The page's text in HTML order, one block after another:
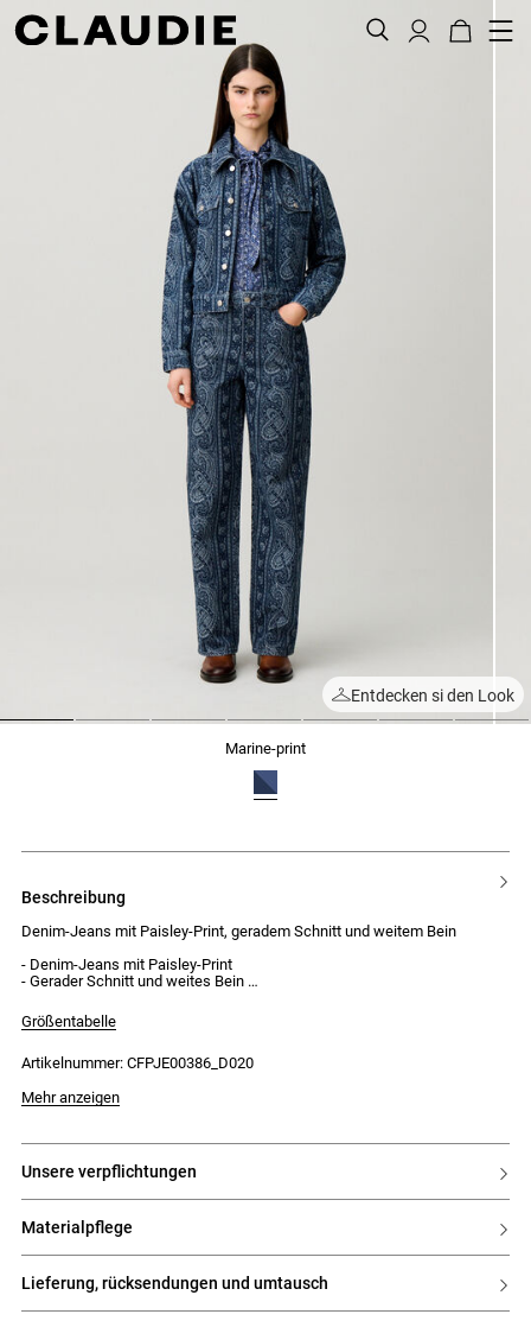
Entdecken si den Look
marine-print
beschreibung
Denim-Jeans mit Paisley-Print, geradem Schnitt und weitem Bein
- Denim-Jeans mit Paisley-Print
- Gerader Schnitt und weites Bein
- 5 Gürtelschlaufen
- Silberfarbener Knopf und Nieten
- Jacron-Label aus Leder
Größentabelle
Artikelnummer: CFPJE00386_D020
Das Model ist 180 cm groß und trägt Größe 34
Mehr anzeigen
unsere verpflichtungen
materialpflege
lieferung, rücksendungen und umtausch